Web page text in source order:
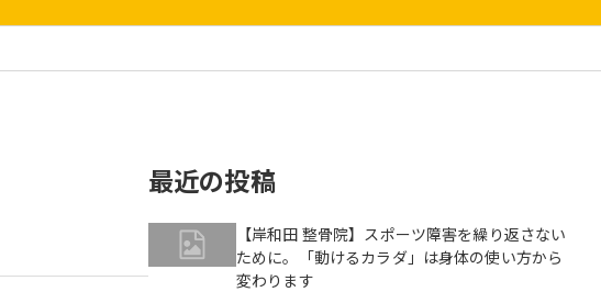
最近の投稿
【岸和田 整骨院】スポーツ障害を繰り返さない
ために。「動けるカラダ」は身体の使い方から
変わります